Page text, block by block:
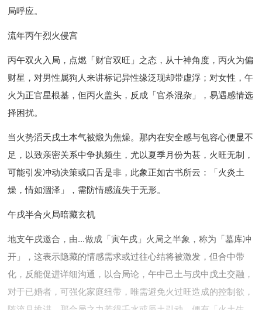
局呼应。
流年丙午烈火侵宫
丙午双火入局，点燃「财官双旺」之态，从十神角度，丙火为偏
财星，对男性属狗人来讲标记异性缘泛现却带虚浮；对女性，午
火为正官星根基，但丙火盖头，反成「官杀混杂」，易遇感情选
择困扰。
当火势滔天戌土本气被煅为焦燥。那内在安全感与包容心便显不
足，以致亲密关系中争执频生，尤以夏季月份为甚，火旺无制，
可能引发冲动决策或口舌是非，此象正如古书所云：「火炎土
燥，情如涸泽」，需防情感流失于无形。
午戌半合火局暗藏玄机
地支午戌邀合，由...做成「寅午戌」火局之半象，称为「墓库冲
开」，这表示隐藏的情感需求或过往心结将被激发，但合中带
化，反能促进详细沟通，以合局论，午中己土与戌中戊土交融，
对于已婚者，可强化家庭纽带，唯需避免火过旺造成的控制欲，